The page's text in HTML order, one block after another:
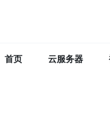
首页 云服务器